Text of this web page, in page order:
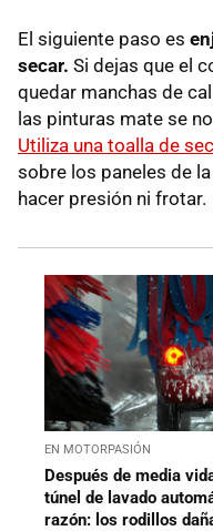
El siguiente paso es
secar. Si dejas que el
quedar manchas de
las pinturas mate se
Utiliza una toalla de
sobre los paneles de
hacer presión ni frotar.
EN MOTORPASIÓN
Después de media
túnel de lavado
razón: los rodillos